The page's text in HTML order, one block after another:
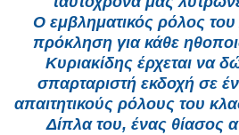
Ο εμβληματικός ρόλος
πρόκληση για κάθε
Κυριακίδης έρχεται να
σπαρταριστή εκδοχή σε
απαιτητικούς ρόλους του
Δίπλα του, ένας θίασος